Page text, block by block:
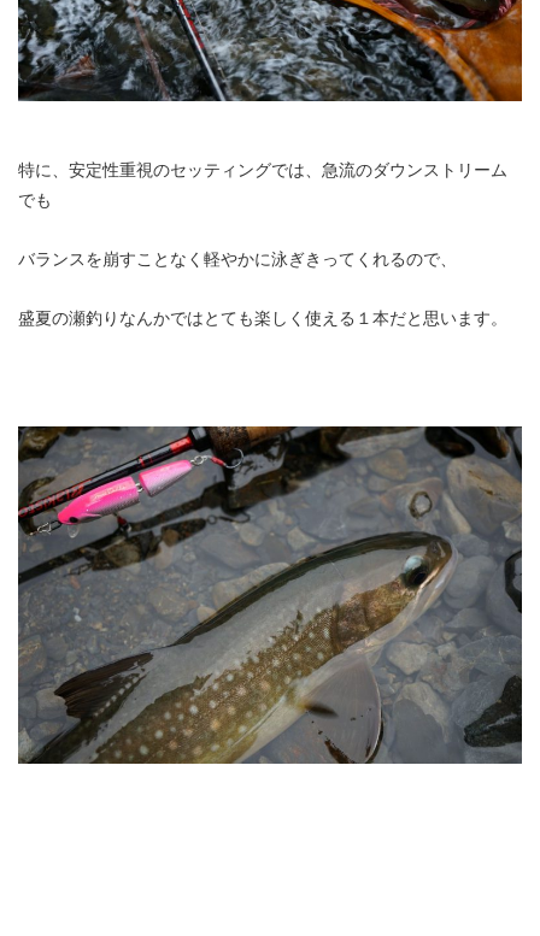
特に、安定性重視のセッティングでは、急流のダウンストリーム
でも
バランスを崩すことなく軽やかに泳ぎきってくれるので、
盛夏の瀬釣りなんかではとても楽しく使える１本だと思います。